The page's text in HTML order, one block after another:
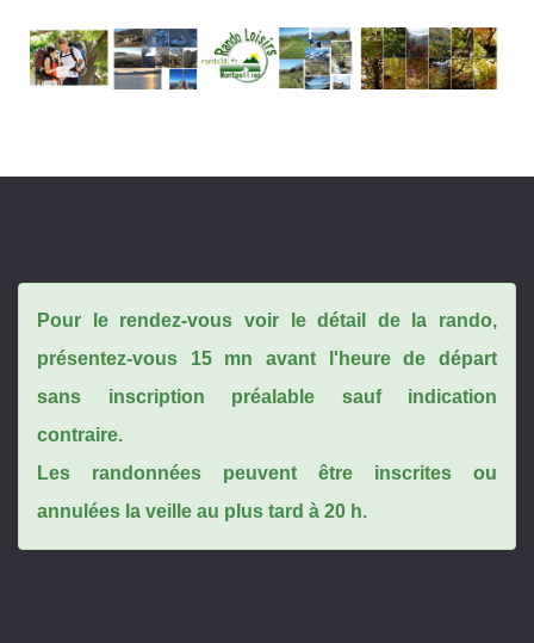
Pour le rendez-vous voir le détail de la rando,
présentez-vous 15 mn avant l'heure de départ
sans inscription préalable sauf indication
contraire.
Les randonnées peuvent être inscrites ou
annulées la veille au plus tard à 20 h.